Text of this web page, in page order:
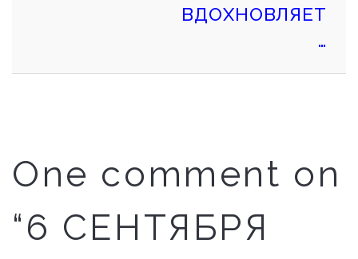
ВДОХНОВЛЯЕТ
…
One comment on
“6 СЕНТЯБРЯ